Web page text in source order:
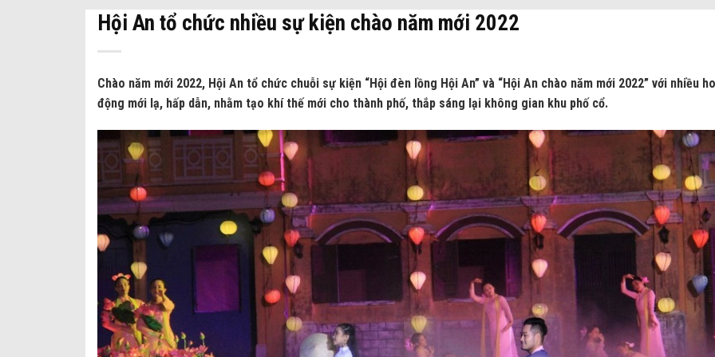
Hội An tổ chức nhiều sự kiện chào năm mới 2022
Chào năm mới 2022, Hội An tổ chức chuỗi sự kiện “Hội đèn lồng Hội An” và “Hội An chào năm mới 2022” với nhiều
động mới lạ, hấp dẫn, nhằm tạo khí thế mới cho thành phố, thắp sáng lại không gian khu phố cổ.